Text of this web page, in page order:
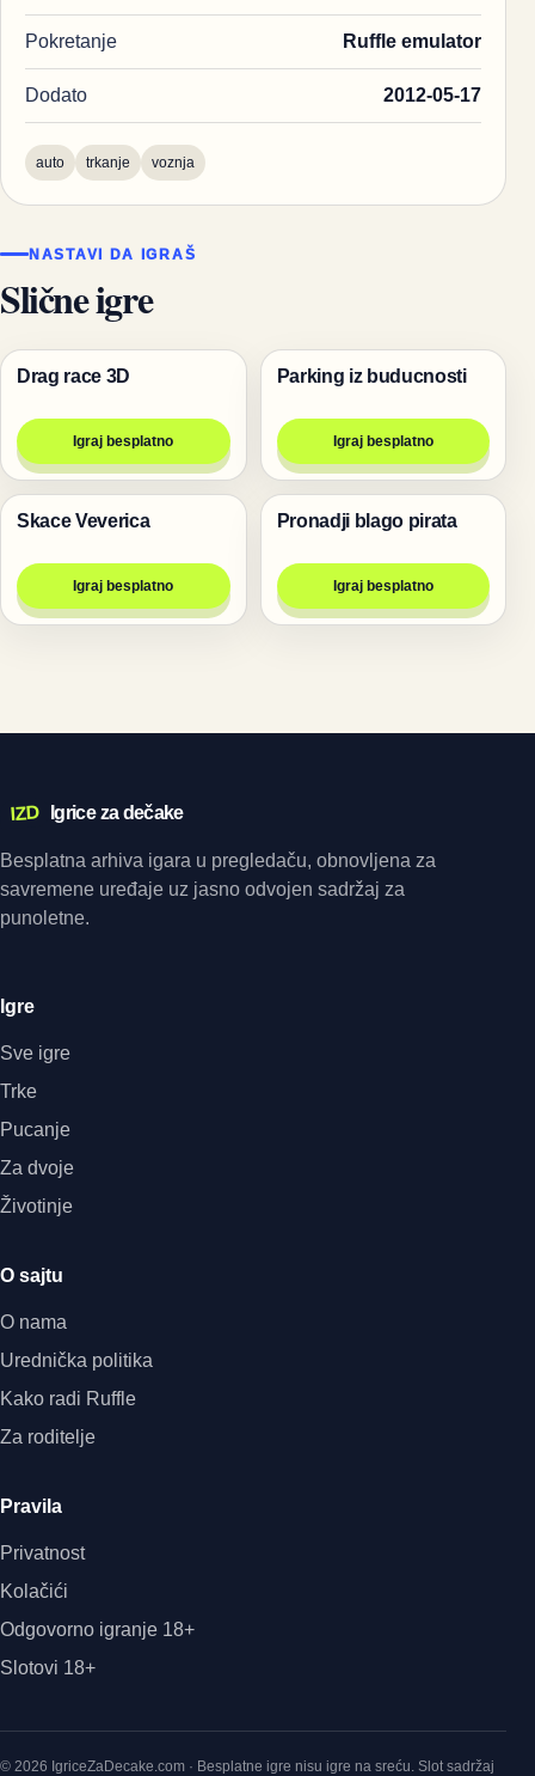
Pokretanje Ruffle emulator
Dodato 2012-05-17
auto trkanje voznja
NASTAVI DA IGRAŠ
Slične igre
Trke
Drag race 3D
Igraj besplatno
Trke
Parking iz buducnosti
Igraj besplatno
Životinje
Skace Veverica
Igraj besplatno
Igre
Pronadji blago pirata
Igraj besplatno
IZD Igrice za dečake
Besplatna arhiva igara u pregledaču, obnovljena za
savremene uređaje uz jasno odvojen sadržaj za
punoletne.
Igre
Sve igre
Trke
Pucanje
Za dvoje
Životinje
O sajtu
O nama
Urednička politika
Kako radi Ruffle
Za roditelje
Pravila
Privatnost
Kolačići
Odgovorno igranje 18+
Slotovi 18+
© 2026 IgriceZaDecake.com · Besplatne igre nisu igre na sreću. Slot sadržaj